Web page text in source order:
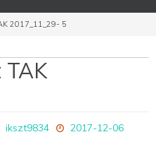
2017_11_29- 5
TAK
ikszt9834 2017-12-06